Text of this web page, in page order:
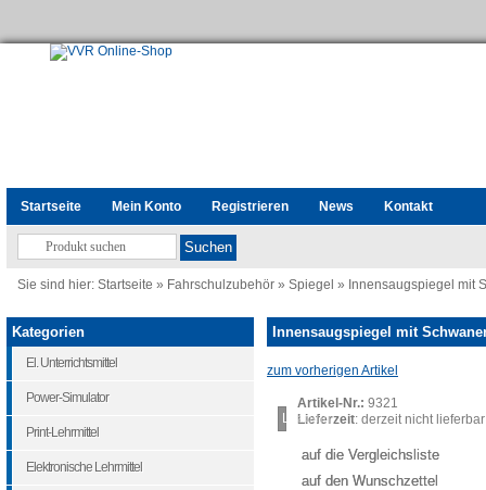
Startseite Mein Konto Registrieren News Kontakt
Sie sind hier: Startseite » Fahrschulzubehör » Spiegel » Innensaugspiegel mit
Innensaugspiegel mit
zum vorherigen Artikel
Loading...
Artikel-Nr.: 9321
Lieferzeit: derzeit nicht lieferbar
auf die Vergleichsliste
auf den Wunschzettel
Kategorien
El. Unterrichtsmittel
Power-Simulator
Print-Lehrmittel
Elektronische Lehrmittel